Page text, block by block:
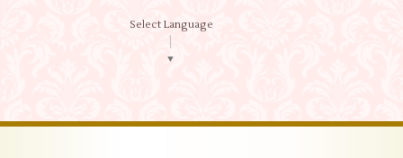
Select Language
▼